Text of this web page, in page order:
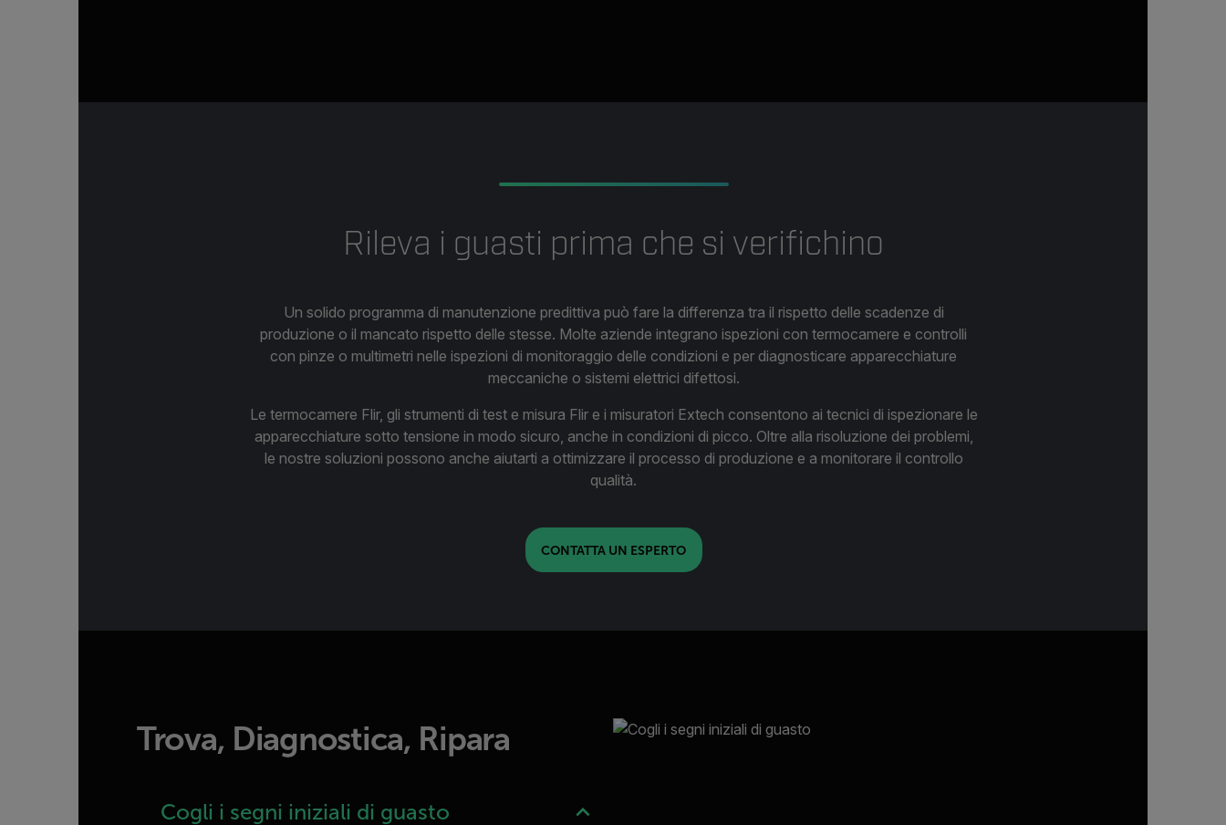
Rileva i guasti prima che si verifichino
Un solido programma di manutenzione predittiva può fare la differenza tra il rispetto delle scadenze di
produzione o il mancato rispetto delle stesse. Molte aziende integrano ispezioni con termocamere e controlli
con pinze o multimetri nelle ispezioni di monitoraggio delle condizioni e per diagnosticare apparecchiature
meccaniche o sistemi elettrici difettosi.
Le termocamere Flir, gli strumenti di test e misura Flir e i misuratori Extech consentono ai tecnici di ispezionare le
apparecchiature sotto tensione in modo sicuro, anche in condizioni di picco. Oltre alla risoluzione dei problemi,
le nostre soluzioni possono anche aiutarti a ottimizzare il processo di produzione e a monitorare il controllo
qualità.
CONTATTA UN ESPERTO
Trova, Diagnostica, Ripara
Cogli i segni iniziali di guasto